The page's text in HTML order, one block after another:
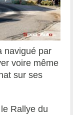
navigué par
voire même
sur ses
Rallye du